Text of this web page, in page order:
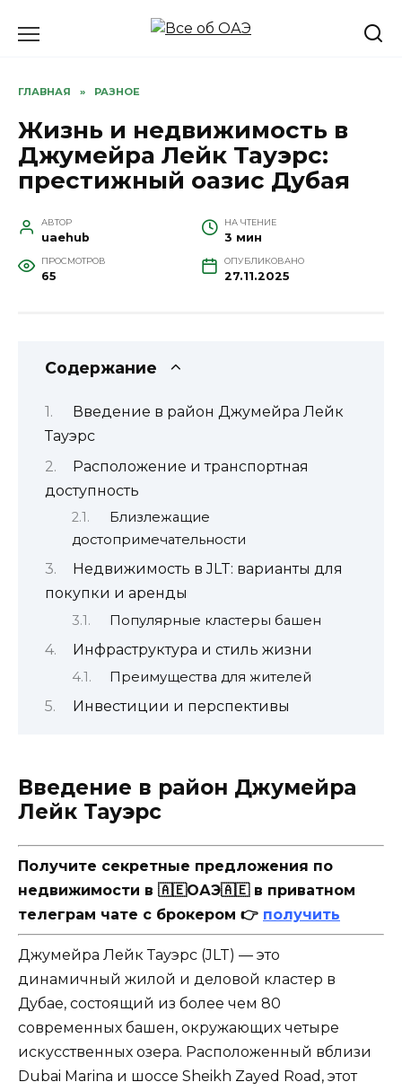
ГЛАВНАЯ » РАЗНОЕ
Жизнь и недвижимость в
Джумейра Лейк Тауэрс:
престижный оазис Дубая
АВТОР
uaehub
НА ЧТЕНИЕ
3 мин
ПРОСМОТРОВ
65
ОПУБЛИКОВАНО
27.11.2025
Содержание
Введение в район Джумейра Лейк
Тауэрс
Расположение и транспортная
доступность
Близлежащие
достопримечательности
Недвижимость в JLT: варианты для
покупки и аренды
Популярные кластеры башен
Инфраструктура и стиль жизни
Преимущества для жителей
Инвестиции и перспективы
Введение в район Джумейра
Лейк Тауэрс
Получите секретные предложения по
недвижимости в 🇦🇪ОАЭ🇦🇪 в приватном
телеграм чате с брокером 👉 получить
Джумейра Лейк Тауэрс (JLT) — это
динамичный жилой и деловой кластер в
Дубае, состоящий из более чем 80
современных башен, окружающих четыре
искусственных озера. Расположенный вблизи
Dubai Marina и шоссе Sheikh Zayed Road, этот